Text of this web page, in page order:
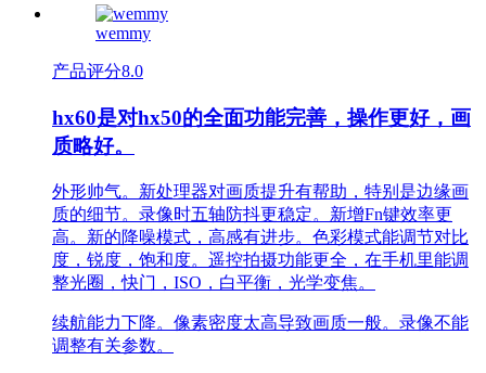
wemmy
产品评分8.0
hx60是对hx50的全面功能完善，操作更好，画
质略好。
外形帅气。新处理器对画质提升有帮助，特别是边缘画
质的细节。录像时五轴防抖更稳定。新增Fn键效率更
高。新的降噪模式，高感有进步。色彩模式能调节对比
度，锐度，饱和度。遥控拍摄功能更全，在手机里能调
整光圈，快门，ISO，白平衡，光学变焦。
续航能力下降。像素密度太高导致画质一般。录像不能
调整有关参数。